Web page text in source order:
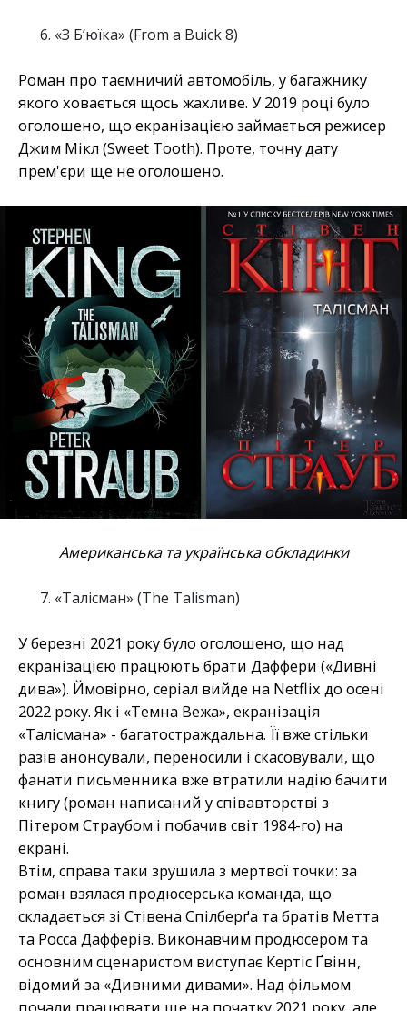
«З Б’юїка» (From a Buick 8)
Роман про таємничий автомобіль, у багажнику
якого ховається щось жахливе. У 2019 році було
оголошено, що екранізацією займається режисер
Джим Мікл (Sweet Tooth). Проте, точну дату
прем'єри ще не оголошено.
Американська та українська обкладинки
«Талісман» (The Talisman)
У березні 2021 року було оголошено, що над
екранізацією працюють брати Даффери («Дивні
дива»). Ймовірно, серіал вийде на Netflix до осені
2022 року. Як і «Темна Вежа», екранізація
«Талісмана» - багатостраждальна. Її вже стільки
разів анонсували, переносили і скасовували, що
фанати письменника вже втратили надію бачити
книгу (роман написаний у співавторстві з
Пітером Страубом і побачив світ 1984-го) на
екрані.
Втім, справа таки зрушила з мертвої точки: за
роман взялася продюсерська команда, що
складається зі Стівена Спілберґа та братів Метта
та Росса Дафферів. Виконавчим продюсером та
основним сценаристом виступає Кертіс Ґвінн,
відомий за «Дивними дивами». Над фільмом